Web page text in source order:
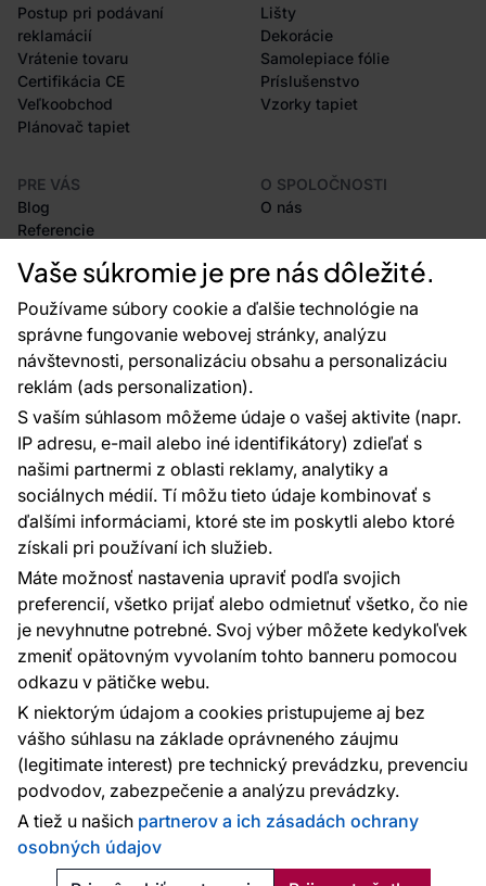
Vaše súkromie je pre nás dôležité.
Používame súbory cookie a ďalšie technológie na
správne fungovanie webovej stránky, analýzu
návštevnosti, personalizáciu obsahu a personalizáciu
reklám (ads personalization).
S vaším súhlasom môžeme údaje o vašej aktivite (napr.
IP adresu, e-mail alebo iné identifikátory) zdieľať s
našimi partnermi z oblasti reklamy, analytiky a
sociálnych médií. Tí môžu tieto údaje kombinovať s
ďalšími informáciami, ktoré ste im poskytli alebo ktoré
získali pri používaní ich služieb.
Máte možnosť nastavenia upraviť podľa svojich
preferencií, všetko prijať alebo odmietnuť všetko, čo nie
je nevyhnutne potrebné. Svoj výber môžete kedykoľvek
zmeniť opätovným vyvolaním tohto banneru pomocou
odkazu v pätičke webu.
K niektorým údajom a cookies pristupujeme aj bez
vášho súhlasu na základe oprávneného záujmu
(legitimate interest) pre technický prevádzku, prevenciu
podvodov, zabezpečenie a analýzu prevádzky.
A tiež u našich partnerov a ich zásadách ochrany
osobných údajov
Postup pri podávaní
reklamácií
Vrátenie tovaru
Certifikácia CE
Veľkoobchod
Plánovač tapiet
Lišty
Dekorácie
Samolepiace fólie
Príslušenstvo
Vzorky tapiet
PRE VÁS
Blog
Referencie
Rady a tipy
Najčastejšie otázky
O SPOLOČNOSTI
O nás
Kontakty
Sme tu pre vás 24 hodín denne, 7 dní v
týždni
+420 777 004 021
info@vavex.cz
Vavex 1990 s.r.o., IČ: 26776251, DIČ: CZ26776251
Dělostřelecká 330, Příbram 261 01
Ďalšie kontakty
Platobné metódy:
Platby zaisťuje:
© 2010 - 2026Vavex
Reklalink s.r.o.
Ochrana osobných údajovCookies